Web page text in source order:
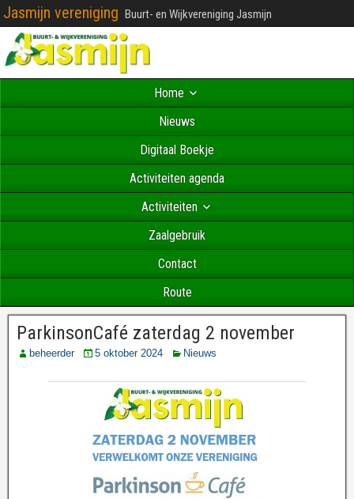
Jasmijn vereniging Buurt- en Wijkvereniging Jasmijn
Home
Nieuws
Digitaal Boekje
Activiteiten agenda
Activiteiten
Zaalgebruik
Contact
Route
ParkinsonCafé zaterdag 2 november
beheerder 5 oktober 2024 Nieuws